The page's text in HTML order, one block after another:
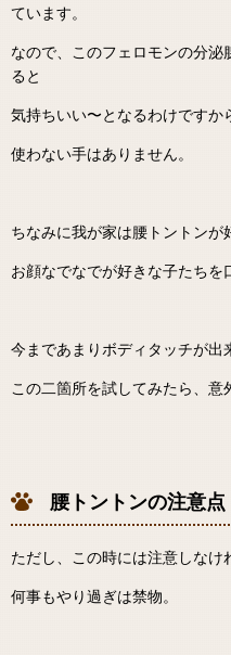
ています。
なので、このフェロモンの分
ると
気持ちいい〜となるわけですか
使わない手はありません。
ちなみに我が家は腰トントンが
お顔なでなでが好きな子たちを
今まであまりボディタッチが出
この二箇所を試してみたら、意
腰トントンの注意点
ただし、この時には注意しなけ
何事もやり過ぎは禁物。